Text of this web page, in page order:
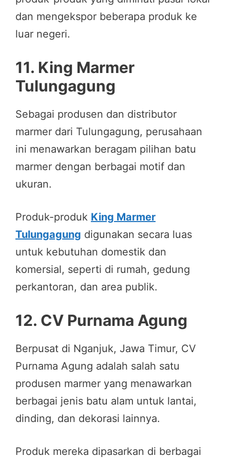
dan mengekspor beberapa produk ke
luar negeri.
11. King Marmer
Tulungagung
Sebagai produsen dan distributor
marmer dari Tulungagung, perusahaan
ini menawarkan beragam pilihan batu
marmer dengan berbagai motif dan
ukuran.
Produk-produk King Marmer
Tulungagung digunakan secara luas
untuk kebutuhan domestik dan
komersial, seperti di rumah, gedung
perkantoran, dan area publik.
12. CV Purnama Agung
Berpusat di Nganjuk, Jawa Timur, CV
Purnama Agung adalah salah satu
produsen marmer yang menawarkan
berbagai jenis batu alam untuk lantai,
dinding, dan dekorasi lainnya.
Produk mereka dipasarkan di berbagai